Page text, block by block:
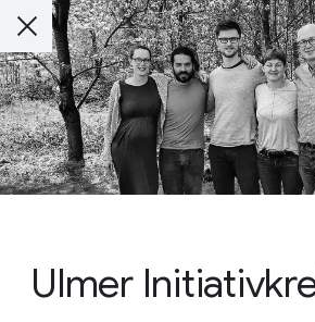
Ulmer